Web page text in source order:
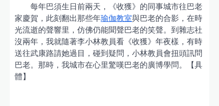
每年巴須生日前兩天，《收獲》的同事城市往巴老
家慶賀，此刻翻出那些年瑜伽教室與巴老的合影，在時
光流逝的聲響里，仿佛仍能聞聲巴老的笑聲。到雜志社
沒兩年，我就隨著李小林教員看《收獲》年夜樣，有時
送往武康路請她過目，碰到疑問，小林教員會扭頭訊問
巴老。那時，我城市在心里驚嘆巴老的廣博學問。【具
體】